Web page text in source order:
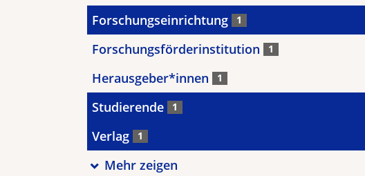
Forschungseinrichtung 1
Forschungsförderinstitution 1
Herausgeber*innen 1
Studierende 1
Verlag 1
Mehr zeigen